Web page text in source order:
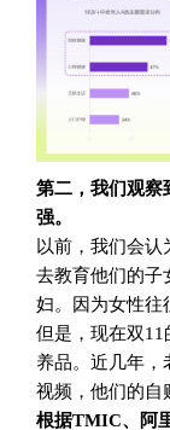
第二，我们观察
强。
以前，我们会
去教育他们的子
妇。因为女性往
但是，现在双
养品。近几年，
视频，他们的自
根据TMIC、阿